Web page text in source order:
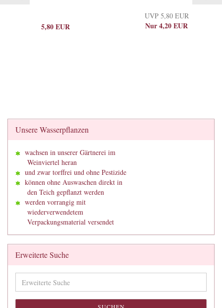
5,80 EUR
UVP 5,80 EUR
Nur 4,20 EUR
Unsere Wasserpflanzen
wachsen in unserer Gärtnerei im
Weinviertel heran
und zwar torffrei und ohne Pestizide
können ohne Auswaschen direkt in
den Teich gepflanzt werden
werden vorrangig mit
wiederverwendetem
Verpackungsmaterial versendet
Erweiterte Suche
Suche